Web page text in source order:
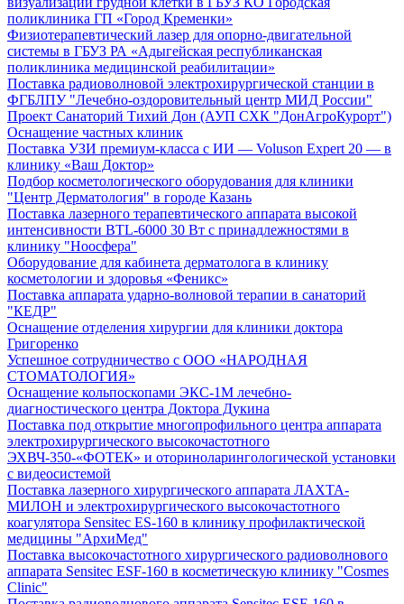
поликлиника ГП «Город Кременки»
Физиотерапевтический лазер для опорно-двигательной
системы в ГБУЗ РА «Адыгейская республиканская
поликлиника медицинской реабилитации»
Поставка радиоволновой электрохирургической станции в
ФГБЛПУ "Лечебно-оздоровительный центр МИД России"
Проект Санаторий Тихий Дон (АУП СХК "ДонАгроКурорт")
Оснащение частных клиник
Поставка УЗИ премиум-класса с ИИ — Voluson Expert 20 — в
клинику «Ваш Доктор»
Подбор косметологического оборудования для клиники
"Центр Дерматология" в городе Казань
Поставка лазерного терапевтического аппарата высокой
интенсивности BTL-6000 30 Вт с принадлежностями в
клинику "Ноосфера"
Оборудование для кабинета дерматолога в клинику
косметологии и здоровья «Феникс»
Поставка аппарата ударно-волновой терапии в санаторий
"КЕДР"
Оснащение отделения хирургии для клиники доктора
Григоренко
Успешное сотрудничество с ООО «НАРОДНАЯ
СТОМАТОЛОГИЯ»
Оснащение кольпоскопами ЭКС-1М лечебно-
диагностического центра Доктора Дукина
Поставка под открытие многопрофильного центра аппарата
электрохирургического высокочастотного
ЭХВЧ-350-«ФОТЕК» и оториноларингологической установки
с видеосистемой
Поставка лазерного хирургического аппарата ЛАХТА-
МИЛОН и электрохирургического высокочастотного
коагулятора Sensitec ES-160 в клинику профилактической
медицины "АрхиМед"
Поставка высокочастотного хирургического радиоволнового
аппарата Sensitec ESF-160 в косметическую клинику "Cosmes
Clinic"